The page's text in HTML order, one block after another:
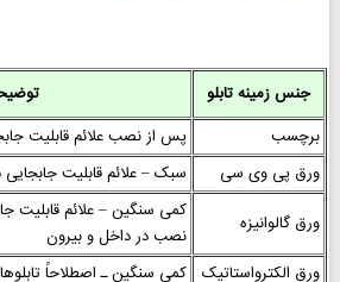
جنس زمینه تابلو
برچسب
پس از نصب علائم قابلیت
ورق پی وی سی
سبک – علائم قابلیت
ورق گالوانیزه
کمی سنگین – علائم قابلیت
نصب در داخل و بیرون
ورق الکترواستاتیک کمی سنگین ـ اصطلاحاً